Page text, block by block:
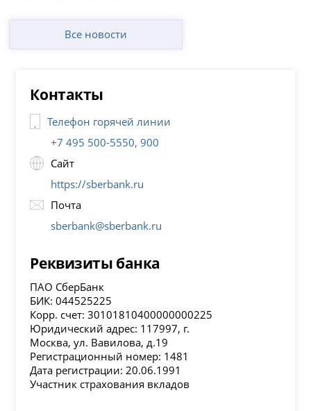
Все новости
Контакты
Телефон горячей линии
+7 495 500-5550, 900
Сайт
https://sberbank.ru
Почта
sberbank@sberbank.ru
Реквизиты банка
ПАО СберБанк
БИК: 044525225
Корр. счет: 30101810400000000225
Юридический адрес: 117997, г.
Москва, ул. Вавилова, д.19
Регистрационный номер: 1481
Дата регистрации: 20.06.1991
Участник страхования вкладов